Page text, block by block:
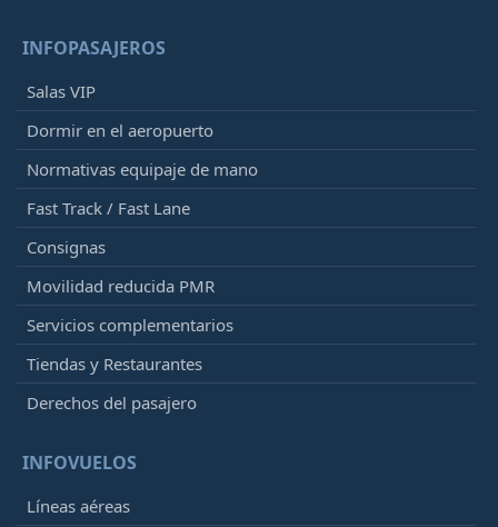
INFOPASAJEROS
Salas VIP
Dormir en el aeropuerto
Normativas equipaje de mano
Fast Track / Fast Lane
Consignas
Movilidad reducida PMR
Servicios complementarios
Tiendas y Restaurantes
Derechos del pasajero
INFOVUELOS
Líneas aéreas